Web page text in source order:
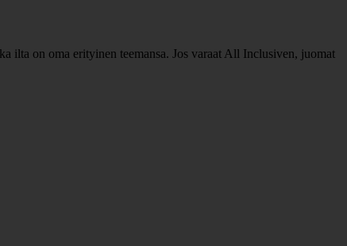
ilta on oma erityinen teemansa. Jos varaat All Inclusiven, juomat